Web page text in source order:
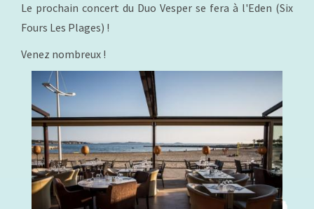
Le prochain concert du Duo Vesper se fera à l'Eden (Six
Fours Les Plages) !
Venez nombreux !